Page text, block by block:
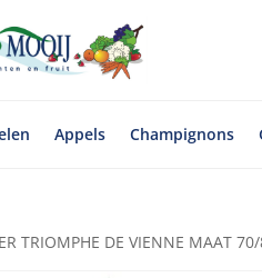
Appels Champignons
TRIOMPHE DE VIENNE MAAT